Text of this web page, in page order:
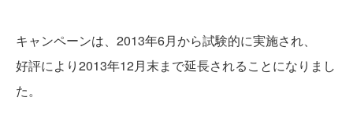
キャンペーンは、2013年6月から試験的に実施され、
好評により2013年12月末まで延長されることになりまし
た。